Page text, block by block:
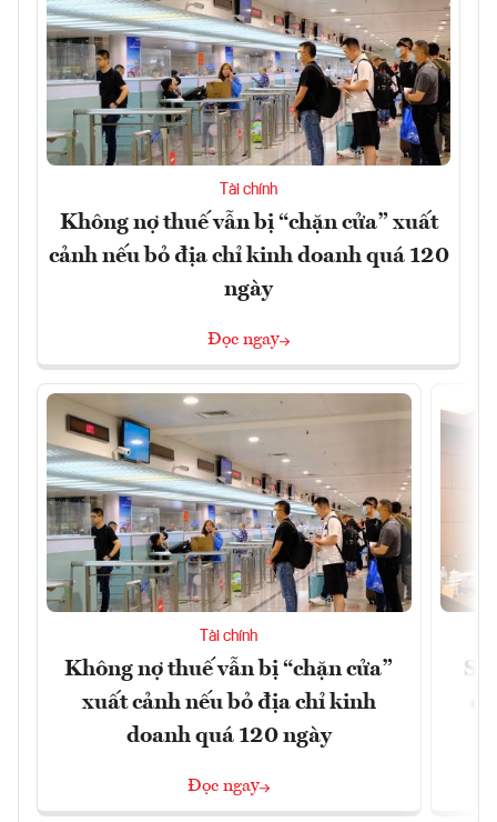
Tài chính
Không nợ thuế vẫn bị “chặn cửa” xuất
cảnh nếu bỏ địa chỉ kinh doanh quá 120
ngày
Đọc ngay
Tài chính
Không nợ thuế vẫn bị “chặn cửa”
xuất cảnh nếu bỏ địa chỉ kinh
doanh quá 120 ngày
Đọc ngay